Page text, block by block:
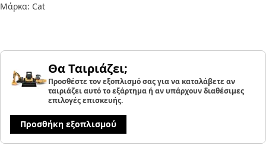
Μάρκα: Cat
Θα Ταιριάζει;
Προσθέστε τον εξοπλισμό σας για να καταλάβετε αν
ταιριάζει αυτό το εξάρτημα ή αν υπάρχουν διαθέσιμες
επιλογές επισκευής.
Προσθήκη εξοπλισμού